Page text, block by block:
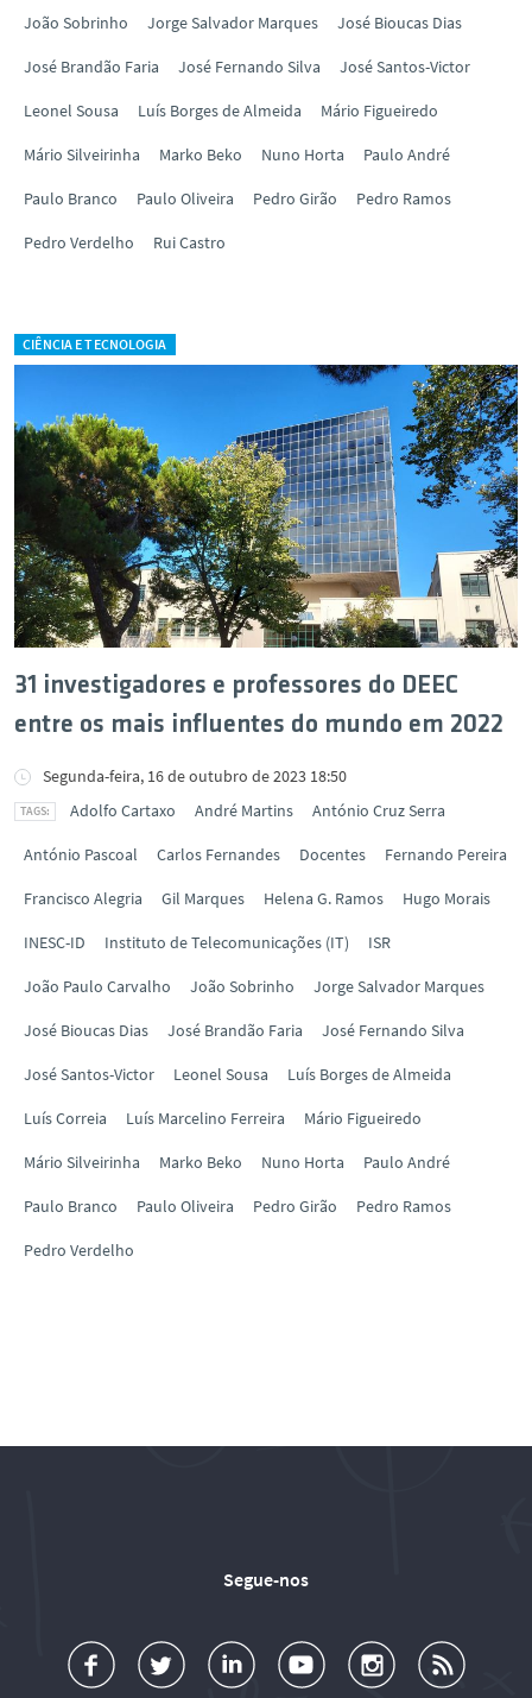
João Sobrinho Jorge Salvador Marques José Bioucas Dias
José Brandão Faria José Fernando Silva José Santos-Victor
Leonel Sousa Luís Borges de Almeida Mário Figueiredo
Mário Silveirinha Marko Beko Nuno Horta Paulo André
Paulo Branco Paulo Oliveira Pedro Girão Pedro Ramos
Pedro Verdelho Rui Castro
CIÊNCIA E TECNOLOGIA
31 investigadores e professores do DEEC
entre os mais influentes do mundo em 2022
Segunda-feira, 16 de outubro de 2023 18:50
Adolfo Cartaxo
André Martins António Cruz Serra
António Pascoal Carlos Fernandes Docentes Fernando Pereira
Francisco Alegria Gil Marques Helena G. Ramos Hugo Morais
INESC-ID Instituto de Telecomunicações (IT) ISR
João Paulo Carvalho João Sobrinho Jorge Salvador Marques
José Bioucas Dias José Brandão Faria José Fernando Silva
José Santos-Victor Leonel Sousa Luís Borges de Almeida
Luís Correia Luís Marcelino Ferreira Mário Figueiredo
Mário Silveirinha Marko Beko Nuno Horta Paulo André
Paulo Branco Paulo Oliveira Pedro Girão Pedro Ramos
Pedro Verdelho
Segue-nos
a
o
d
o
o
u